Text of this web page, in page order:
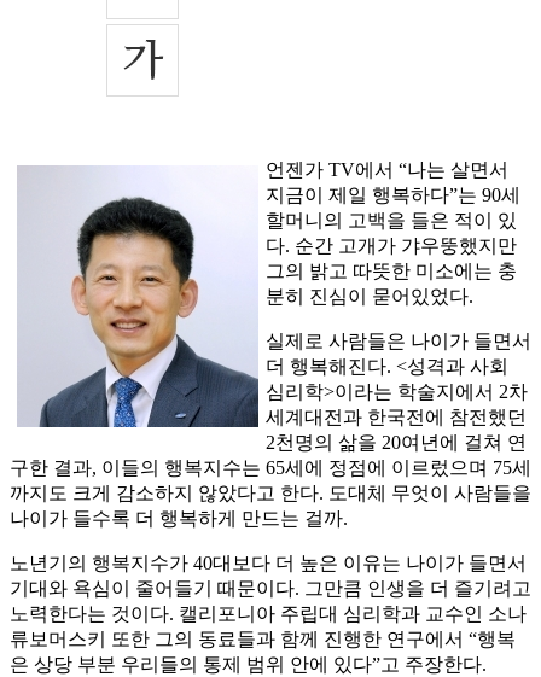
언젠가 TV에서 “나는 살면서
지금이 제일 행복하다”는 90세
할머니의 고백을 들은 적이 있
다. 순간 고개가 갸우뚱했지만
그의 밝고 따뜻한 미소에는 충
분히 진심이 묻어있었다.
실제로 사람들은 나이가 들면서
더 행복해진다. <성격과 사회
심리학>이라는 학술지에서 2차
세계대전과 한국전에 참전했던
2천명의 삶을 20여년에 걸쳐 연
구한 결과, 이들의 행복지수는 65세에 정점에 이르렀으며 75세
까지도 크게 감소하지 않았다고 한다. 도대체 무엇이 사람들을
나이가 들수록 더 행복하게 만드는 걸까.
노년기의 행복지수가 40대보다 더 높은 이유는 나이가 들면서
기대와 욕심이 줄어들기 때문이다. 그만큼 인생을 더 즐기려고
노력한다는 것이다. 캘리포니아 주립대 심리학과 교수인 소나
류보머스키 또한 그의 동료들과 함께 진행한 연구에서 “행복
은 상당 부분 우리들의 통제 범위 안에 있다”고 주장한다.